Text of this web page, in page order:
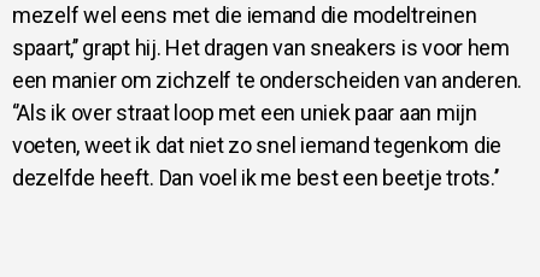
mezelf wel eens met die iemand die modeltreinen
spaart,’’ grapt hij. Het dragen van sneakers is voor hem
een manier om zichzelf te onderscheiden van anderen.
‘’Als ik over straat loop met een uniek paar aan mijn
voeten, weet ik dat niet zo snel iemand tegenkom die
dezelfde heeft. Dan voel ik me best een beetje trots.’’